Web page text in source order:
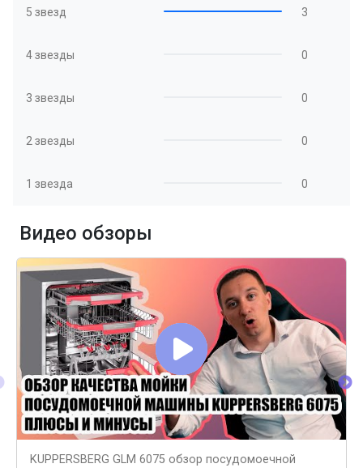
5 звезд 3
4 звезды 0
3 звезды 0
2 звезды 0
1 звезда 0
Видео обзоры
KUPPERSBERG GLM 6075 обзор посудомоечной